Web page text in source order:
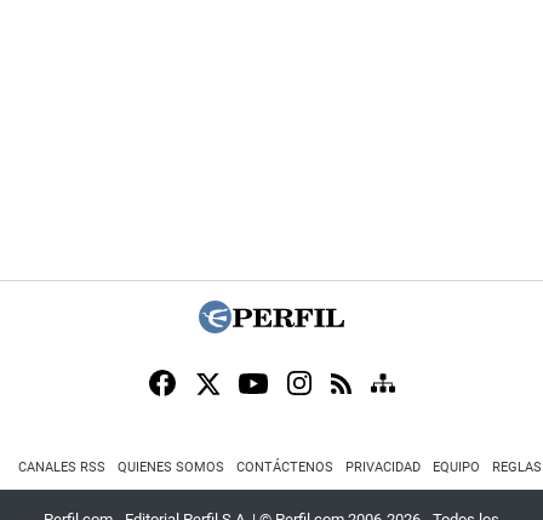
CANALES RSS QUIENES SOMOS CONTÁCTENOS PRIVACIDAD EQUIPO